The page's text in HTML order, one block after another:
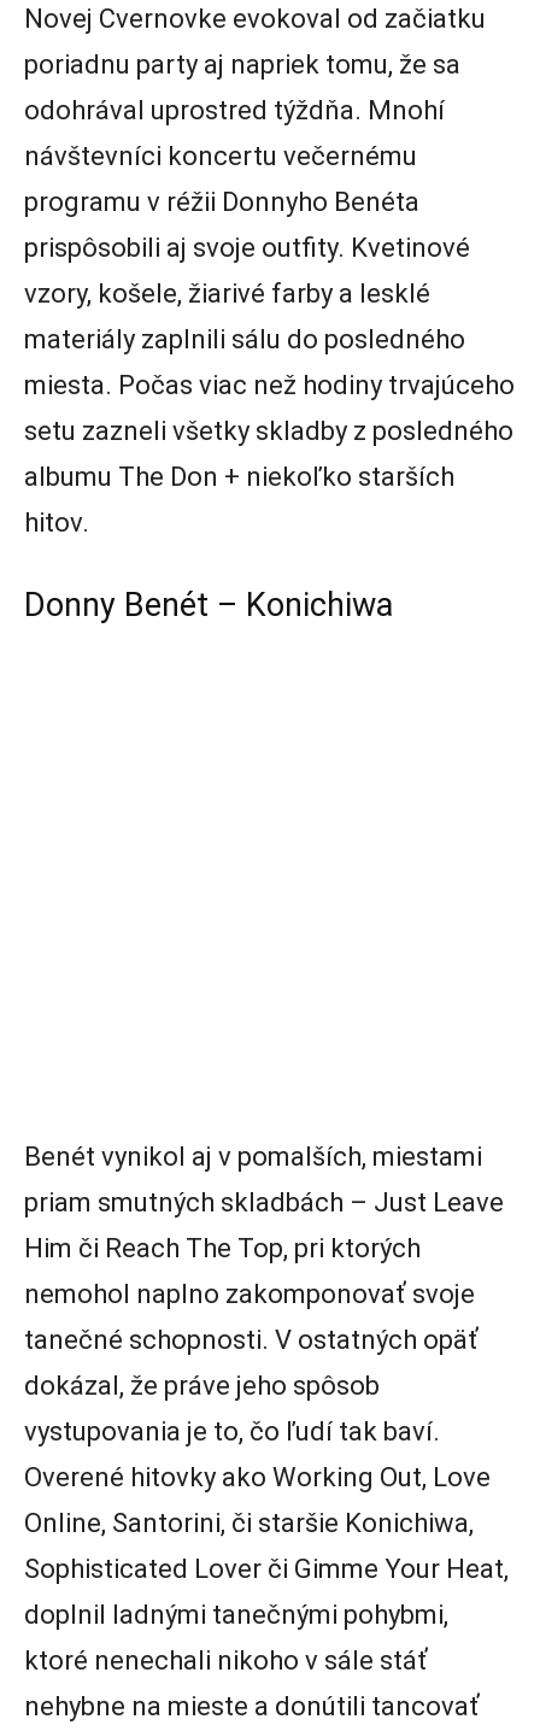
Novej Cvernovke evokoval od začiatku
poriadnu party aj napriek tomu, že sa
odohrával uprostred týždňa. Mnohí
návštevníci koncertu večernému
programu v réžii Donnyho Benéta
prispôsobili aj svoje outfity. Kvetinové
vzory, košele, žiarivé farby a lesklé
materiály zaplnili sálu do posledného
miesta. Počas viac než hodiny trvajúceho
setu zazneli všetky skladby z posledného
albumu The Don + niekoľko starších
hitov.
Donny Benét – Konichiwa
Benét vynikol aj v pomalších, miestami
priam smutných skladbách – Just Leave
Him či Reach The Top, pri ktorých
nemohol naplno zakomponovať svoje
tanečné schopnosti. V ostatných opäť
dokázal, že práve jeho spôsob
vystupovania je to, čo ľudí tak baví.
Overené hitovky ako Working Out, Love
Online, Santorini, či staršie Konichiwa,
Sophisticated Lover či Gimme Your Heat,
doplnil ladnými tanečnými pohybmi,
ktoré nenechali nikoho v sále stáť
nehybne na mieste a donútili tancovať